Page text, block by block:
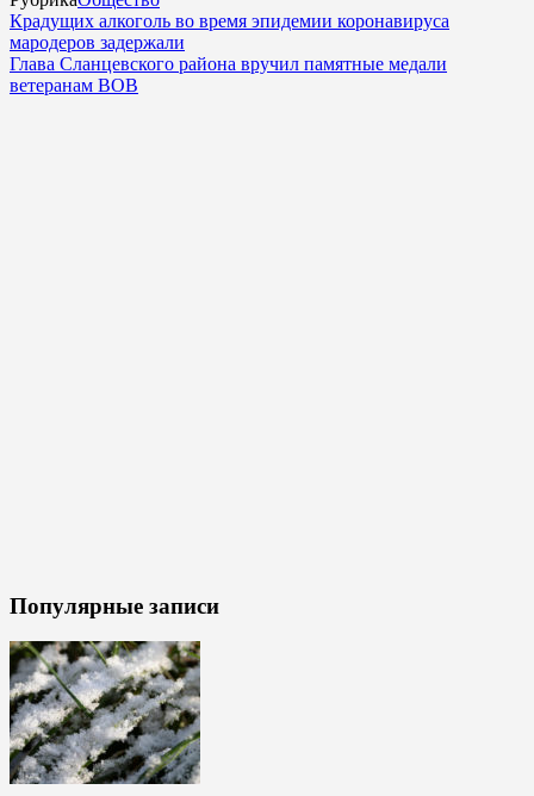
Крадущих алкоголь во время эпидемии коронавируса
мародеров задержали
Глава Сланцевского района вручил памятные медали
ветеранам ВОВ
Популярные записи